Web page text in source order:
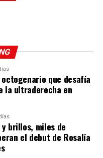
que desafía
la ultraderecha en
brillos, miles de
el debut de Rosalía